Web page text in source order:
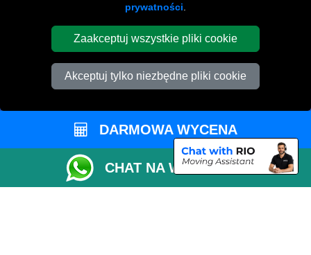
prywatności
Zaakceptuj wszystkie pliki cookie
Akceptuj tylko niezbędne pliki cookie
NARZĘDZIA
Sprawdź Dostępność
Oszacuj Rozmiar Vana
Lista Przewozowa
Płatności Online
Parkowanie w Peterborough
DARMOWA WYCENA
CHAT NA WHATSAPP